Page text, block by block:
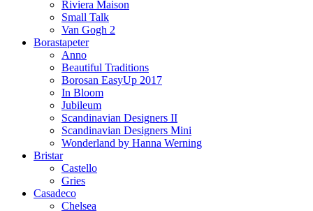
Riviera Maison
Small Talk
Van Gogh 2
Borastapeter
Anno
Beautiful Traditions
Borosan EasyUp 2017
In Bloom
Jubileum
Scandinavian Designers II
Scandinavian Designers Mini
Wonderland by Hanna Werning
Bristar
Castello
Gries
Casadeco
Chelsea